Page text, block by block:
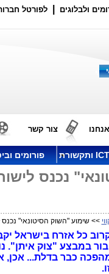
ולבלוגים לפורטל
צור קשר
פורומים
נכנס
>> שימוע "השוק הסיטונאי"
כל אזרח בישראל
במבצע "צוק איתן".
כבר בדלת... אכן,